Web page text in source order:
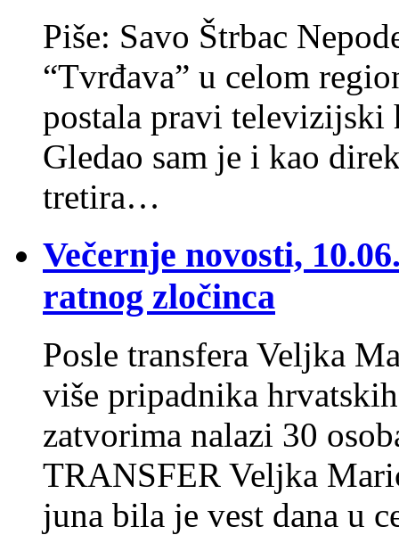
Piše: Savo Štrbac
“Tvrđava” u celom
postala pravi televizijski
Gledao sam je i kao
tretira…
Večernje novosti,
ratnog zločinca
Posle transfera Veljka
više pripadnika
zatvorima nalazi 30
TRANSFER Veljka
juna bila je vest dana u